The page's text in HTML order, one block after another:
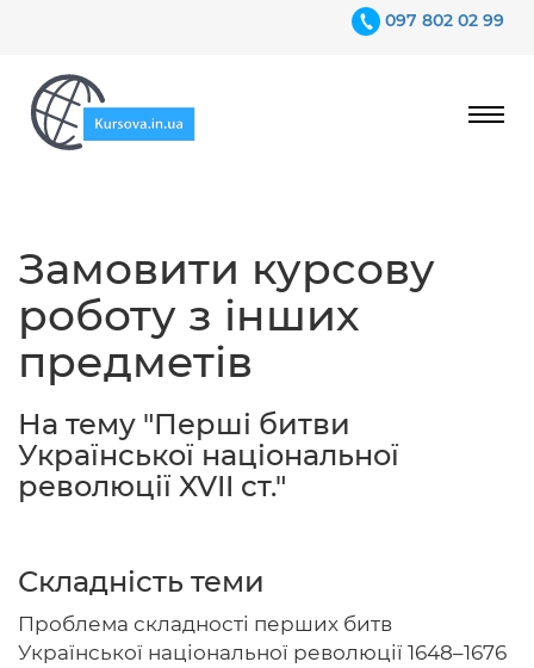
097 802 02 99
Замовити курсову
роботу з інших
предметів
На тему "Перші битви
Української національної
революції XVII ст."
Складність теми
Проблема складності перших битв
Української національної революції 1648–1676
Гарантії
Відгуки
Контакти
Головна